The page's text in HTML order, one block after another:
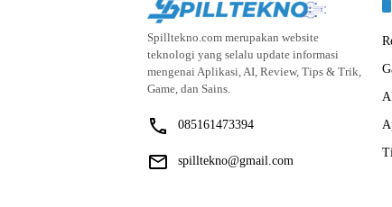
Spilltekno.com merupakan website
teknologi yang selalu update informasi
mengenai Aplikasi, AI, Review, Tips & Trik,
Game, dan Sains.
085161473394
spilltekno@gmail.com